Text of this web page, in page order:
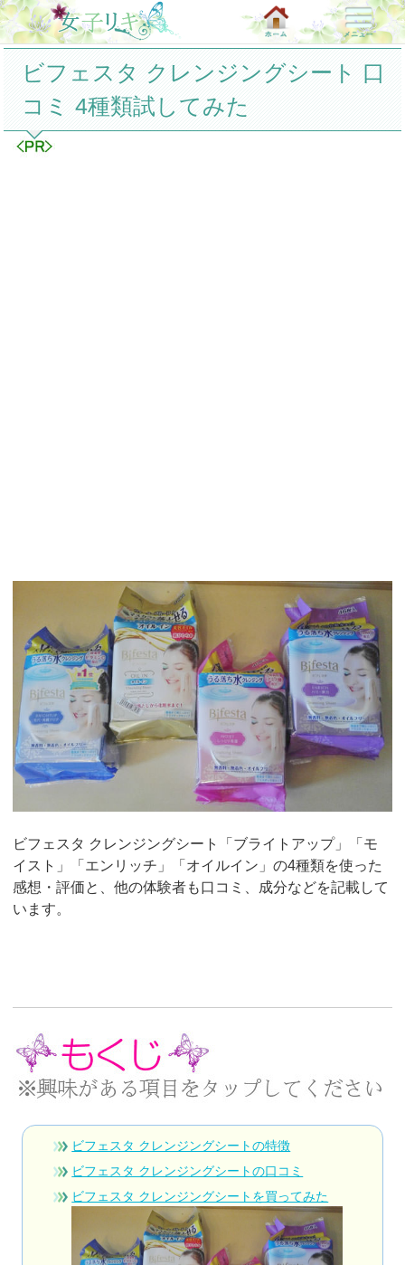
ビフェスタ クレンジングシート 口
コミ 4種類試してみた
ビフェスタ クレンジングシート「ブライトアップ」「モ
イスト」「エンリッチ」「オイルイン」の4種類を使った
感想・評価と、他の体験者も口コミ、成分などを記載して
います。
ビフェスタ クレンジングシートの特徴
ビフェスタ クレンジングシートの口コミ
ビフェスタ クレンジングシートを買ってみた